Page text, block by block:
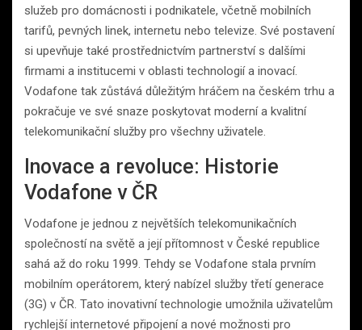
služeb pro domácnosti i podnikatele, včetně mobilních
tarifů, pevných linek, internetu nebo televize. Své postavení
si upevňuje také prostřednictvím partnerství s dalšími
firmami a institucemi v oblasti technologií a inovací.
Vodafone tak zůstává důležitým hráčem na českém trhu a
pokračuje ve své snaze poskytovat moderní a kvalitní
telekomunikační služby pro všechny uživatele.
Inovace a revoluce: Historie
Vodafone v ČR
Vodafone je jednou z největších telekomunikačních
společností na světě a její přítomnost v České republice
sahá až do roku 1999. Tehdy se Vodafone stala prvním
mobilním operátorem, který nabízel služby třetí generace
(3G) v ČR. Tato inovativní technologie umožnila uživatelům
rychlejší internetové připojení a nové možnosti pro